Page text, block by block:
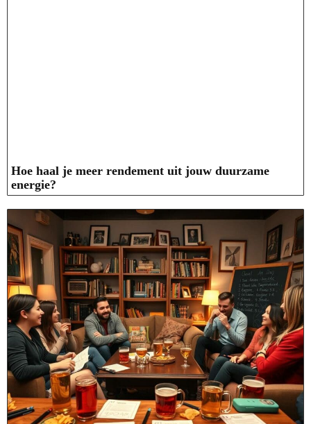
Hoe haal je meer rendement uit jouw duurzame
energie?